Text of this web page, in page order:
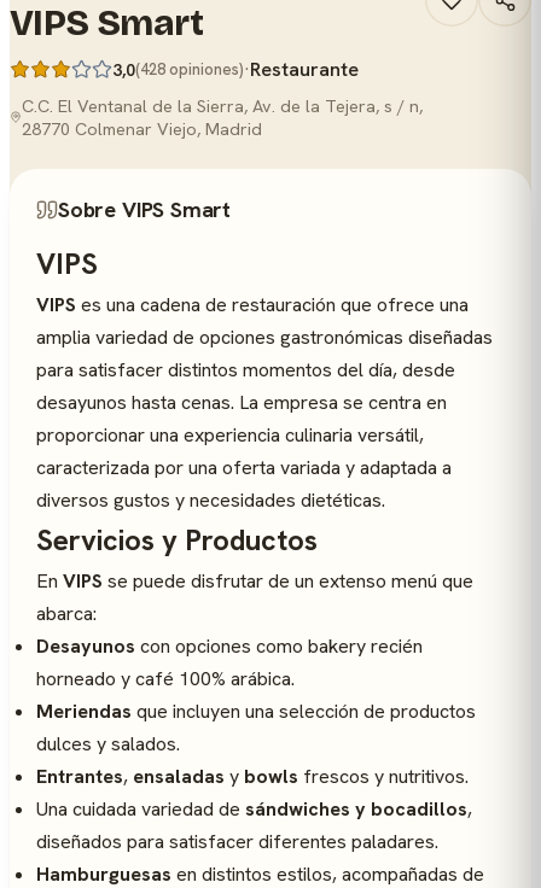
VIPS Smart
3,0(428 opiniones)·Restaurante
C.C. El Ventanal de la Sierra, Av. de la Tejera, s / n,
28770 Colmenar Viejo, Madrid
Sobre VIPS Smart
VIPS
VIPS es una cadena de restauración que ofrece una
amplia variedad de opciones gastronómicas diseñadas
para satisfacer distintos momentos del día, desde
desayunos hasta cenas. La empresa se centra en
proporcionar una experiencia culinaria versátil,
caracterizada por una oferta variada y adaptada a
diversos gustos y necesidades dietéticas.
Servicios y Productos
En VIPS se puede disfrutar de un extenso menú que
abarca:
Desayunos con opciones como bakery recién
horneado y café 100% arábica.
Meriendas que incluyen una selección de productos
dulces y salados.
Entrantes, ensaladas y bowls frescos y nutritivos.
Una cuidada variedad de sándwiches y bocadillos,
diseñados para satisfacer diferentes paladares.
Hamburguesas en distintos estilos, acompañadas de